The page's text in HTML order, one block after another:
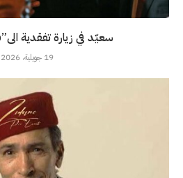
سعيّد في زيارة تفقدية
19 جويلية، 2026